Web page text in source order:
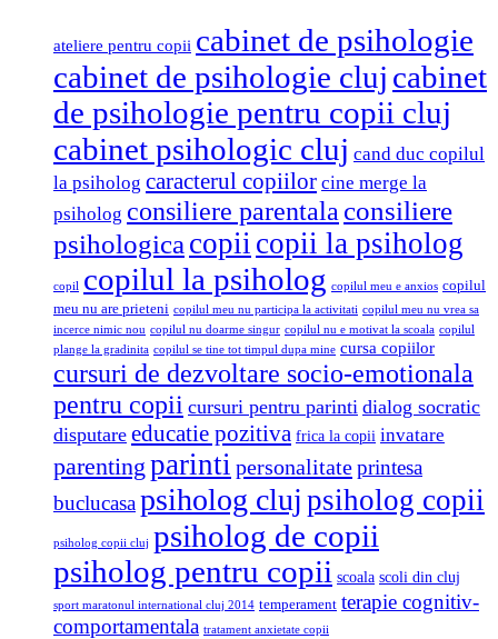
ateliere pentru copii cabinet de psihologie
cabinet de psihologie cluj cabinet
de psihologie pentru copii cluj
cabinet psihologic cluj cand duc copilul
la psiholog caracterul copiilor cine merge la
psiholog consiliere parentala consiliere
psihologica copii copii la psiholog
copil copilul la psiholog copilul meu e anxios copilul
meu nu are prieteni copilul meu nu participa la activitati copilul meu nu vrea sa
incerce nimic nou copilul nu doarme singur copilul nu e motivat la scoala copilul
plange la gradinita copilul se tine tot timpul dupa mine cursa copiilor
cursuri de dezvoltare socio-emotionala
pentru copii cursuri pentru parinti dialog socratic
disputare educatie pozitiva frica la copii invatare
parenting parinti personalitateprintesa
buclucasapsiholog cluj psiholog copii
psiholog copii cluj psiholog de copii
psiholog pentru copii scoala scoli din cluj
sport maratonul international cluj 2014 temperament terapie cognitiv-
comportamentala tratament anxietate copii